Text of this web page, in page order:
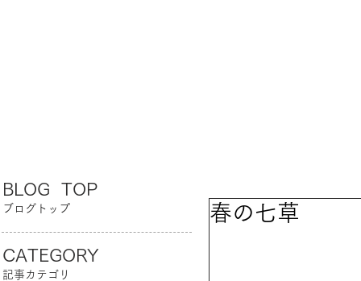
BLOG TOP
ブログトップ
CATEGORY
記事カテゴリ
春の七草